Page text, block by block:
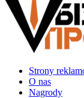
Strony
O nas
Nagrody